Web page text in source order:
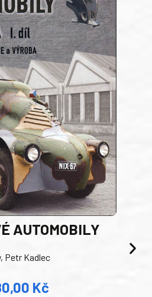
AUTOMOBILY
Petr Kadlec
Kč